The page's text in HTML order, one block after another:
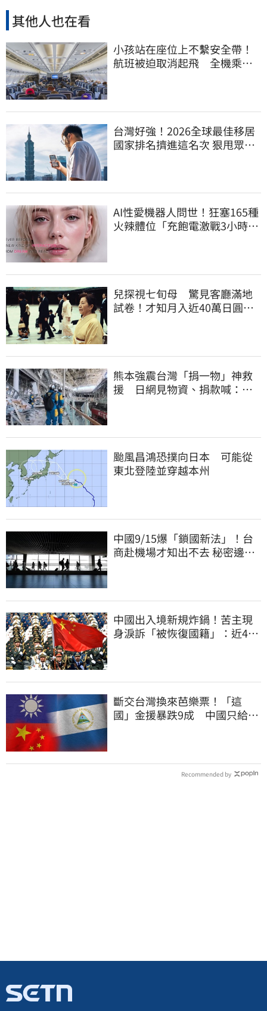
其他人也在看
小孩站在座位上不繫安全帶！
航班被迫取消起飛 全機乘客
台灣好強！2026全球最佳移居
國家排名擠進這名次 狠甩眾多
AI性愛機器人問世！狂塞165種
火辣體位「充飽電激戰3小時」
兒探視七旬母 驚見客廳滿地
試卷！才知月入近40萬日圓
熊本強震台灣「捐一物」神救
援 日網見物資、捐款喊：給
颱風昌鴻恐撲向日本 可能從
東北登陸並穿越本州
中國9/15爆「鎖國新法」！台
商赴機場才知出不去 秘密邊控
中國出入境新規炸鍋！苦主現
身淚訴「被恢復國籍」：近4億
斷交台灣換來芭樂票！「這
國」金援暴跌9成 中國只給26
Recommended by